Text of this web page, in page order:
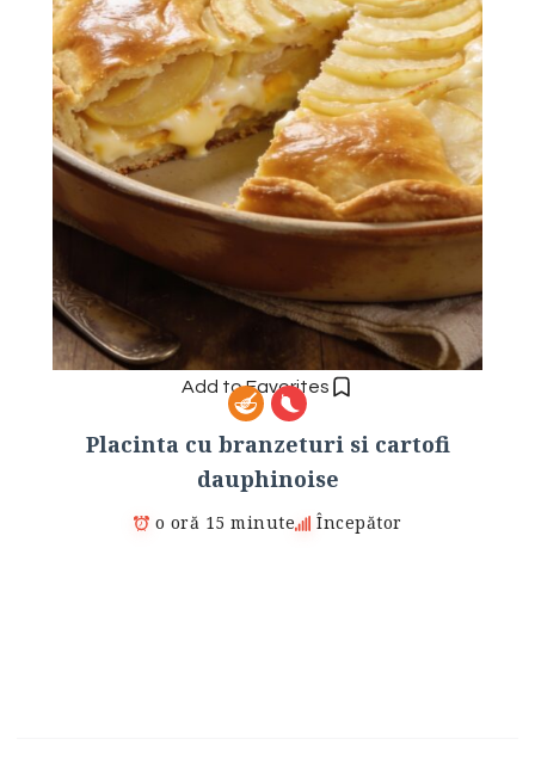
Add to Favorites
Placinta cu branzeturi si cartofi
dauphinoise
o oră 15 minute Începător